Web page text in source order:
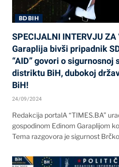
BD BIH
SPECIJALNI INTERVJU ZA
Garaplija bivši pripadnik
“AID” govori o sigurnosnoj
distriktu BiH, dubokoj
BiH!
24/09/2024
Redakcija portalA “TIMES.BA”
gospodinom Edinom Garaplijom
Tema razgovora je sigurnost